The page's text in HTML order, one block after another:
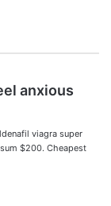
anxious
:
viagra super
$200. Cheapest